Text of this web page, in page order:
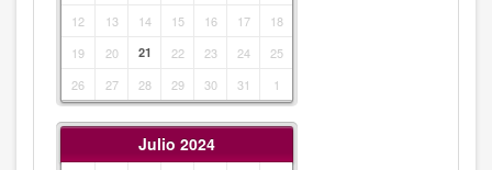
12
13 14 15 16 17
18
19
20 21 22 23 24
25
26
27 28 29 30 31 1
Julio 2024